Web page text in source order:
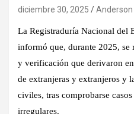
diciembre 30, 2025
La Registraduría Nacional del
informó que, durante 2025, se
y verificación que derivaron
de extranjeras y extranjeros y
civiles, tras comprobarse casos
irregulares.